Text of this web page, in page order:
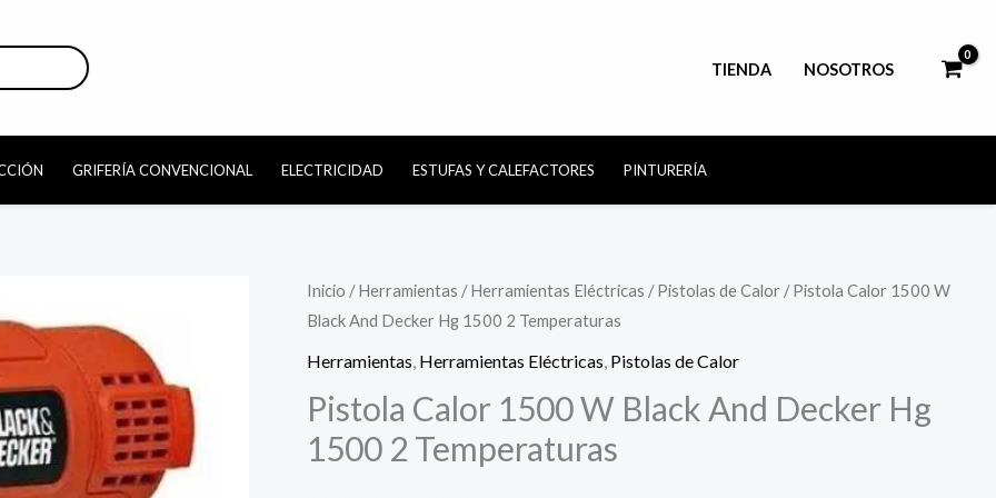
TIENDA NOSOTROS
GRIFERÍA CONVENCIONAL ELECTRICIDAD ESTUFAS Y CALEFACTORES PINTURERÍA
Inicio /Herramientas /Herramientas Eléctricas /Pistolas de Calor / Pistola Calor 1500 W
Black And Decker Hg 1500 2 Temperaturas
Herramientas Herramientas Eléctricas Pistolas de Calor
Pistola Calor 1500 W Black And Decker Hg
1500 2 Temperaturas
Pistola
Calor
1500
Black
And